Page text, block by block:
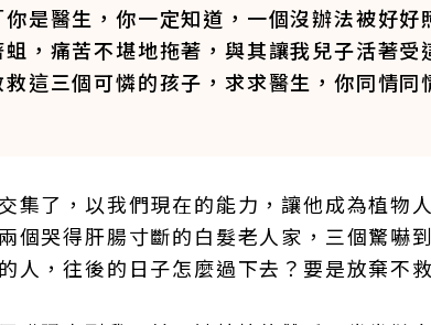
是醫生，你一定知道，一個沒辦法被好好
，痛苦不堪地拖著，與其讓我兒子活著
這三個可憐的孩子，求求醫生，你同情
集了，以我們現在的能力，讓他成為植物
個哭得肝腸寸斷的白髮老人家，三個驚嚇
人，往後的日子怎麼過下去？要是放棄不